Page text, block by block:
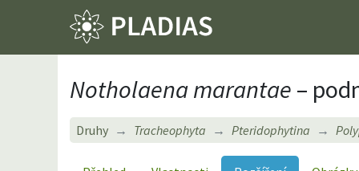
Notholaena marantae –
Druhy Tracheophyta Pteridophytina